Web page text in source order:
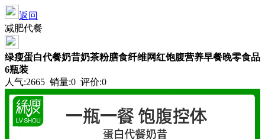
返回
减肥代餐
绿瘦蛋白代餐奶昔奶茶粉膳食纤维网红饱腹营养早餐晚零食品
6瓶装
人气:2665 销量:0 评价:0